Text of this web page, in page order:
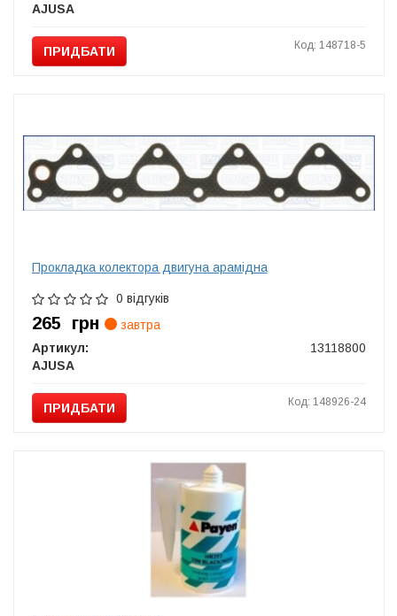
AJUSA
ПРИДБАТИ Код: 148718-5
Прокладка колектора двигуна арамідна
0 відгуків
265 грн
завтра
Артикул:
13118800
AJUSA
ПРИДБАТИ Код: 148926-24